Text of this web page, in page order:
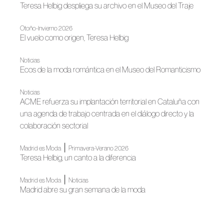
Teresa Helbig despliega su archivo en el Museo del Traje
Otoño-Invierno 2026
El vuelo como origen, Teresa Helbig
Noticias
Ecos de la moda romántica en el Museo del Romanticismo
Noticias
ACME refuerza su implantación territorial en Cataluña con
una agenda de trabajo centrada en el diálogo directo y la
colaboración sectorial
Madrid es Moda Primavera-Verano 2026
Teresa Helbig, un canto a la diferencia
Madrid es Moda Noticias
Madrid abre su gran semana de la moda